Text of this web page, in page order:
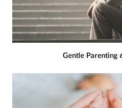
Gentle